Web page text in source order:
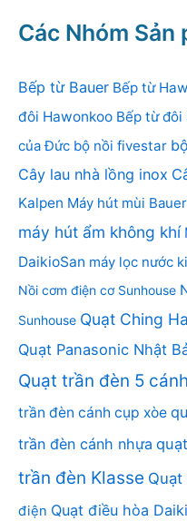
Các Nhóm Sản
Bếp từ Bauer Bếp từ
đôi Hawonkoo Bếp từ đôi
của Đức bộ nồi fivestar
Cây lau nhà lồng inox
Kalpen Máy hút mùi Bauer
máy hút ẩm không khí
DaikioSan máy lọc nước
Nồi cơm điện cơ Sunhouse
Sunhouse Quạt Ching
Quạt Panasonic Nhật
Quạt trần đèn 5 cánh
trần đèn cánh cụp xòe
trần đèn cánh nhựa
trần đèn Klasse
điện Quạt điều hòa